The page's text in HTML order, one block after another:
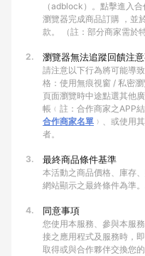
（adblock）。點擊進入
瀏覽器完成商品訂購 ，並
款。 （註：部分商家需於
2. 瀏覽器無法追蹤回饋注
請注意以下行為將可能導
格：使用無痕視窗 / 私密
頁面瀏覽時中途點選其他
帳﹙註：合作商家之APP
合作商家名單 ﹚、或使用
者。
3. 最終商品條件基準
本活動之商品價格、庫存
網站顯示之最終條件為準
4. 同意事項
您使用本服務、參與本服
接之應用程式及服務時，
取得或與合作夥伴交換您